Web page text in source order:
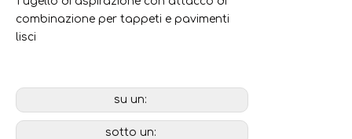
combinazione per tappeti e pavimenti
lisci
su un:
sotto un: